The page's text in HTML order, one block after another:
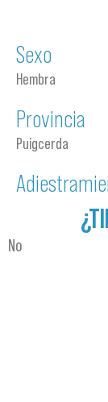
Sexo
Hembra
Provincia
Puigcerda
No